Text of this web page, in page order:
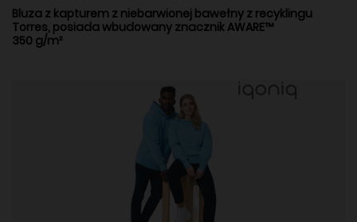
Bluza z kapturem z niebarwionej bawełny z recyklingu
Torres, posiada wbudowany znacznik AWARE™
350 g/m²